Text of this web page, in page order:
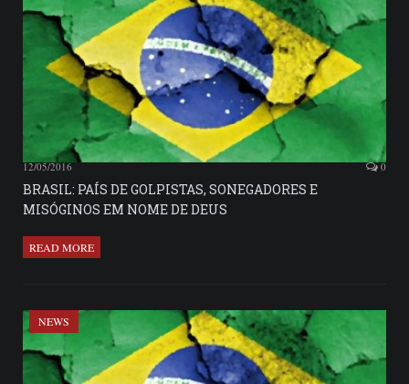
12/05/2016 0
BRASIL: PAÍS DE GOLPISTAS, SONEGADORES E
MISÓGINOS EM NOME DE DEUS
READ MORE
NEWS